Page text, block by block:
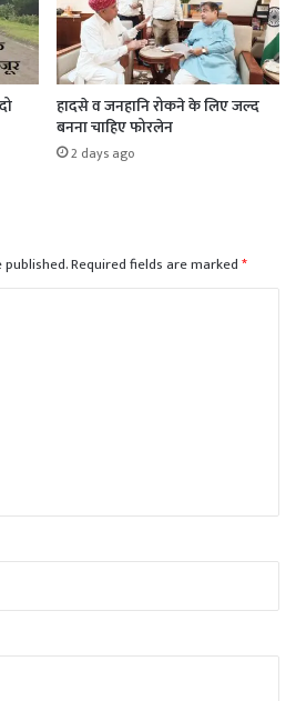
हादसे व जनहानि रोकने के लिए जल्द
बनना चाहिए फोरलेन
2 days ago
Required fields are marked*